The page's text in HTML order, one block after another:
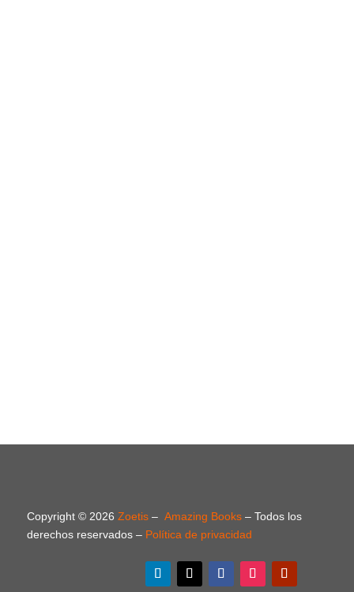
Copyright © 2026 Zoetis– Amazing Books– Todos los
derechos reservados – Política de privacidad